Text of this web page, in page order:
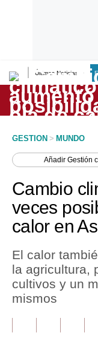
Últimas Noticias
Lo último
Peru Quiosco
Economía
Mercados
Política
Tu Dinero
Finanzas Personales
GESTION > MUNDO
AñadirGestión
Cambio
veces
calor en
El calor
la agricultura,
cultivos y un
mismos